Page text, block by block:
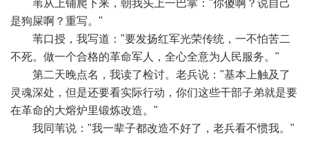
苇从上铺爬下来，朝我头上一巴掌："你傻啊？说自己
是狗屎啊？重写。"
苇口授，我写道："要发扬红军光荣传统，一不怕苦二
不死。做一个合格的革命军人，全心全意为人民服务。"
第二天晚点名，我读了检讨。老兵说："基本上触及了
灵魂深处，但是还要看实际行动，你们这些干部子弟就是要
在革命的大熔炉里锻炼改造。"
我同苇说："我一辈子都改造不好了，老兵看不惯我。"